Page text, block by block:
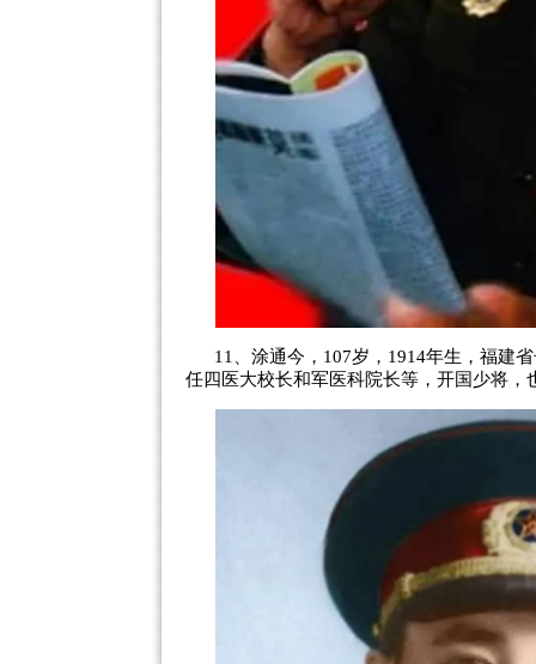
11、涂通今，107岁，1914年生，福建
任四医大校长和军医科院长等，开国少将，